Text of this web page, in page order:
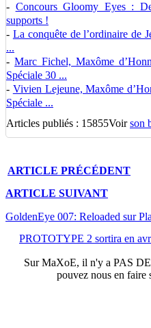
- Concours Gloomy Eyes :
supports !
- La conquête de l’ordinaire de
...
-Marc Fichel, Maxôme
Spéciale 30 ...
- Vivien Lejeune, Maxôme
Spéciale ...
Articles publiés : 15855Voirson
ARTICLE PRÉCÉDENT
ARTICLE SUIVANT
GoldenEye 007: Reloaded sur
PROTOTYPE 2 sortira en
SurMaXoE, il n'y a PAS
pouvez nous en faire